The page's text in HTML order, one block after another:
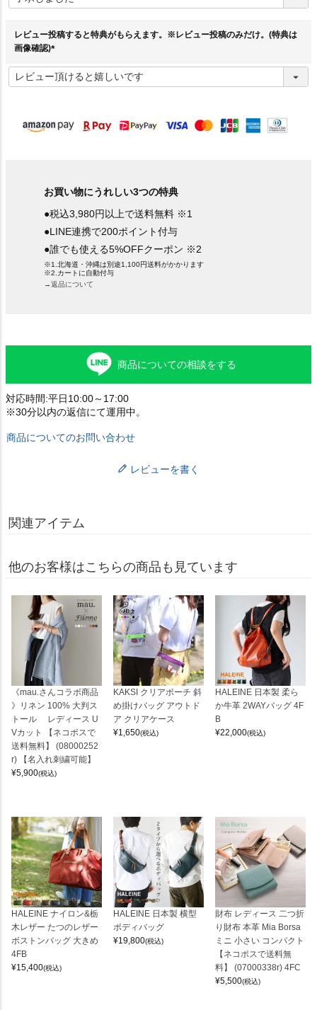
須
レビュー投稿すると特典がもらえます。※レビュー投稿のみだけ。(特典は
画像確認)
必
須
お買い物にうれしい3つの特典
●税込3,980円以上で送料無料 ※1
●LINE連携で200ポイント付与
●誰でも使える5%OFFクーポン ※2
※1.北海道・沖縄は別途1,100円送料がかかります
※2.カートに自動付与
→返品について
商品についての相談をする
対応時間:平日10:00～17:00
※30分以内の返信にて運用中。
商品についてのお問い合わせ
レビューを書く
関連アイテム
他のお客様はこちらの商品も見ています
《mau.さんコラボ商品
》リネン 100% 大判ス
トール レディース U
Vカット 【ネコポスで
送料無料】 (08000252
r) 【名入れ刺繍可能】
¥5,900(税込)
KAKSI クリアポーチ 斜
め掛けバッグ アウトド
ア クリアケース
¥1,650(税込)
HALEINE 日本製 柔ら
か牛革 2WAYバッグ 4F
B
¥22,000(税込)
HALEINE ナイロン&栃
木レザー たつのレザー
ボストンバッグ 大きめ
4FB
¥15,400(税込)
HALEINE 日本製 横型
ボディバッグ
¥19,800(税込)
財布 レディース 二つ折
り財布 本革 Mia Borsa
ミニ 小さい コンパクト
【ネコポスで送料無
料】 (07000338r) 4FC
¥5,500(税込)